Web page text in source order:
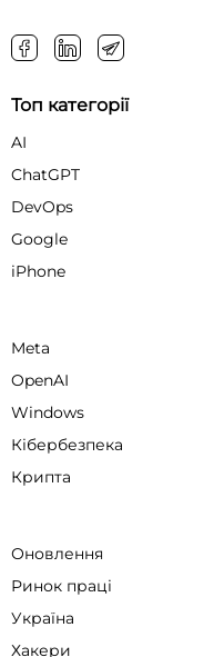
Топ категорії
AI
ChatGPT
DevOps
Google
iPhone
Meta
OpenAI
Windows
Кібербезпека
Крипта
Оновлення
Ринок праці
Україна
Хакери